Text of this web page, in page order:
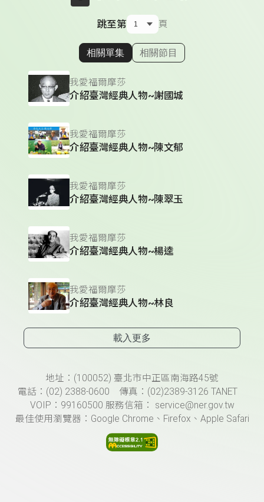
跳至第 頁
顯示相關單集
相關單集 相關節目
我愛福爾摩莎
介紹臺灣經典人物~謝國城
我愛福爾摩莎
介紹臺灣經典人物~陳文郁
我愛福爾摩莎
介紹臺灣經典人物~陳翠玉
我愛福爾摩莎
介紹臺灣經典人物~楊逵
我愛福爾摩莎
介紹臺灣經典人物~林良
載入更多
頁尾資訊地址：(100052) 臺北市中正區南海路45號
電話：(02) 2388-0600 傳真：(02)2389-3126 TANET
VOIP：99160500 服務信箱： service@ner.gov.tw
最佳使用瀏覽器：Google Chrome、Firefox、Apple Safari